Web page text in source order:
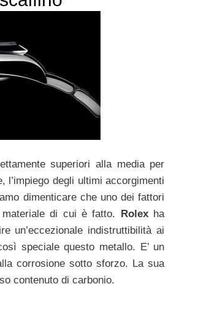
superiori alla media per
degli ultimi accorgimenti
dimenticare che uno dei fattori
di cui è fatto. Rolex ha
un’eccezionale indistruttibilità ai
speciale questo metallo. E’ un
corrosione sotto sforzo. La sua
contenuto di carbonio.